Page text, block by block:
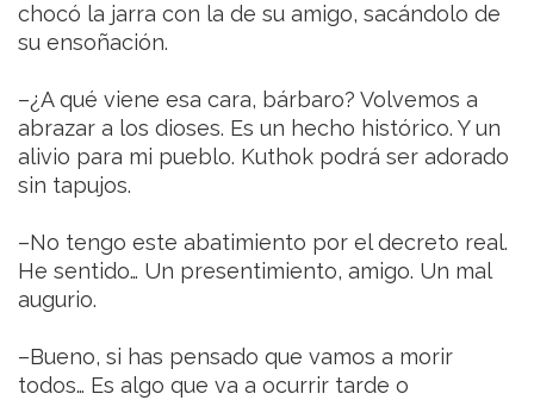
chocó la jarra con la de su amigo, sacándolo de
su ensoñación.
–¿A qué viene esa cara, bárbaro? Volvemos a
abrazar a los dioses. Es un hecho histórico. Y un
alivio para mi pueblo. Kuthok podrá ser adorado
sin tapujos.
–No tengo este abatimiento por el decreto real.
He sentido… Un presentimiento, amigo. Un mal
augurio.
–Bueno, si has pensado que vamos a morir
todos… Es algo que va a ocurrir tarde o